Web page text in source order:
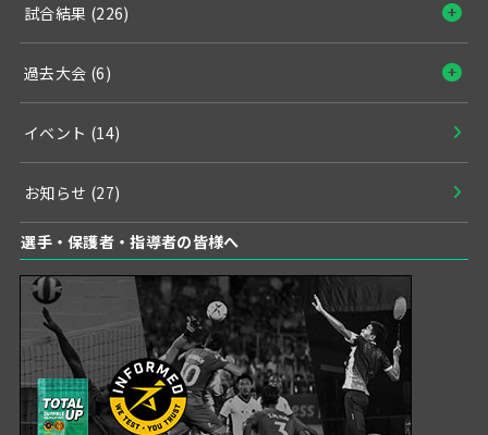
試合結果 (226)
過去大会 (6)
イベント (14)
お知らせ (27)
選手・保護者・指導者の皆様へ